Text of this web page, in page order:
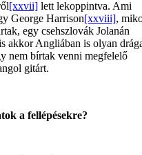
[xxvii] lett lekoppintva. Ami
George Harrison[xxviii],
egy csehszlovák Jolanán
akkor Angliában is olyan
nem bírtak venni megfelelő
gitárt.
a fellépésekre?